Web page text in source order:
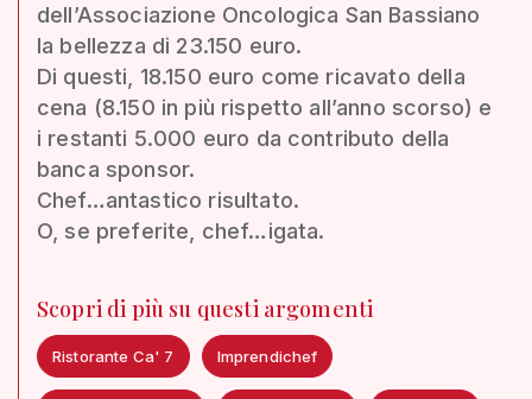
dell’Associazione Oncologica San Bassiano
la bellezza di 23.150 euro.
Di questi, 18.150 euro come ricavato della
cena (8.150 in più rispetto all’anno scorso) e
i restanti 5.000 euro da contributo della
banca sponsor.
Chef…antastico risultato.
O, se preferite, chef…igata.
Scopri di più su questi argomenti
Ristorante Ca' 7 Imprendichef